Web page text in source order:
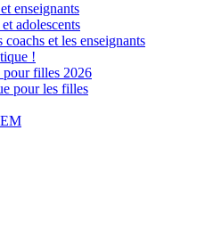
enseignants
adolescents
et les enseignants
!
pour filles 2026
pour les filles